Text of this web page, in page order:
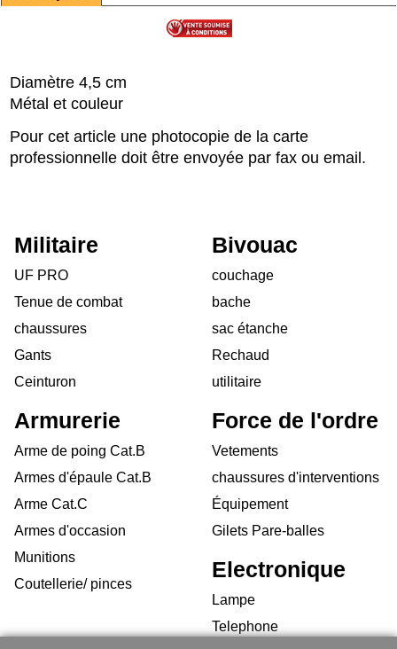
Diamètre 4,5 cm
Métal et couleur
Pour cet article une photocopie de la carte
professionnelle doit être envoyée par fax ou email.
Militaire
UF PRO
Tenue de combat
chaussures
Gants
Ceinturon
Bivouac
couchage
bache
sac étanche
Rechaud
utilitaire
Armurerie
Arme de poing Cat.B
Armes d'épaule Cat.B
Arme Cat.C
Armes d'occasion
Munitions
Coutellerie/ pinces
Force de l'ordre
Vetements
chaussures d'interventions
Équipement
Gilets Pare-balles
Electronique
Lampe
Telephone